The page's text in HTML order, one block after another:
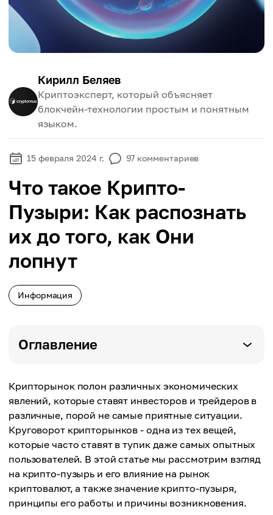
Кирилл Беляев
Криптоэксперт, который объясняет
блокчейн-технологии простым и понятным
языком.
15 февраля 2024 г. 97 комментариев
Что такое Крипто-
Пузыри: Как распознать
их до того, как Они
лопнут
Информация
Оглавление
Крипторынок полон различных экономических
явлений, которые ставят инвесторов и трейдеров в
различные, порой не самые приятные ситуации.
Круговорот крипторынков - одна из тех вещей,
которые часто ставят в тупик даже самых опытных
пользователей. В этой статье мы рассмотрим взгляд
на крипто-пузырь и его влияние на рынок
криптовалют, а также значение крипто-пузыря,
принципы его работы и причины возникновения.